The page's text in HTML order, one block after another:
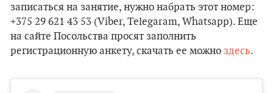
записаться на занятие, нужно набрать этот номер:
+375 29 621 43 53 (Viber, Telegaram, Whatsapp). Еще
на сайте Посольства просят заполнить
регистрационную анкету, скачать ее можно здесь.